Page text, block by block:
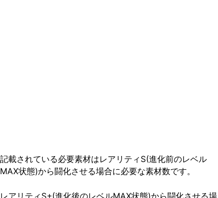
記載されている必要素材はレアリティS(進化前のレベル
MAX状態)から闘化させる場合に必要な素材数です。
レアリティS+(進化後のレベルMAX状態)から闘化させる場